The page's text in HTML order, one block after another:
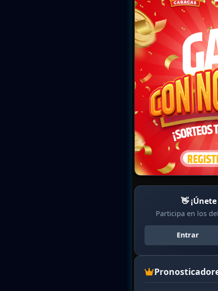
👋
Participa en los
Entrar